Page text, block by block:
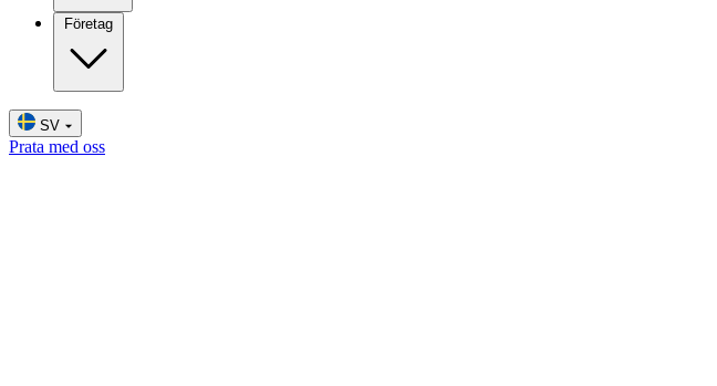
Företag
SV
Prata med oss